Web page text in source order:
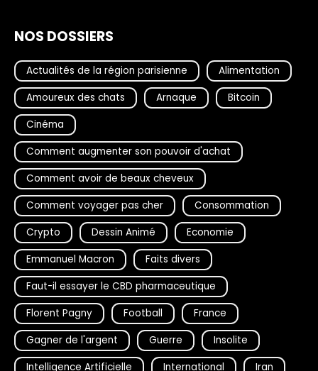
NOS DOSSIERS
Actualités de la région parisienne
Alimentation
Amoureux des chats
Arnaque
Bitcoin
Cinéma
Comment augmenter son pouvoir d'achat
Comment avoir de beaux cheveux
Comment voyager pas cher
Consommation
Crypto
Dessin Animé
Economie
Emmanuel Macron
Faits divers
Faut-il essayer le CBD pharmaceutique
Florent Pagny
Football
France
Gagner de l'argent
Guerre
Insolite
Intelligence Artificielle
International Iran